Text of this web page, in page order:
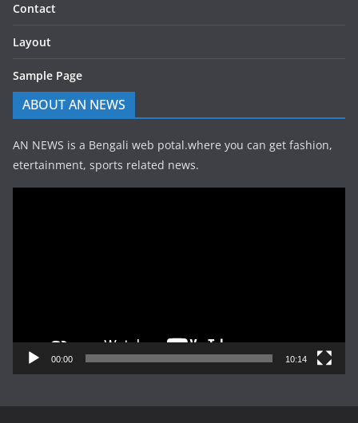
Contact
Layout
Sample Page
ABOUT AN NEWS
AN NEWS is a Bengali web potal.where you can get fashion,
etertainment, sports related news.
00:00 10:14